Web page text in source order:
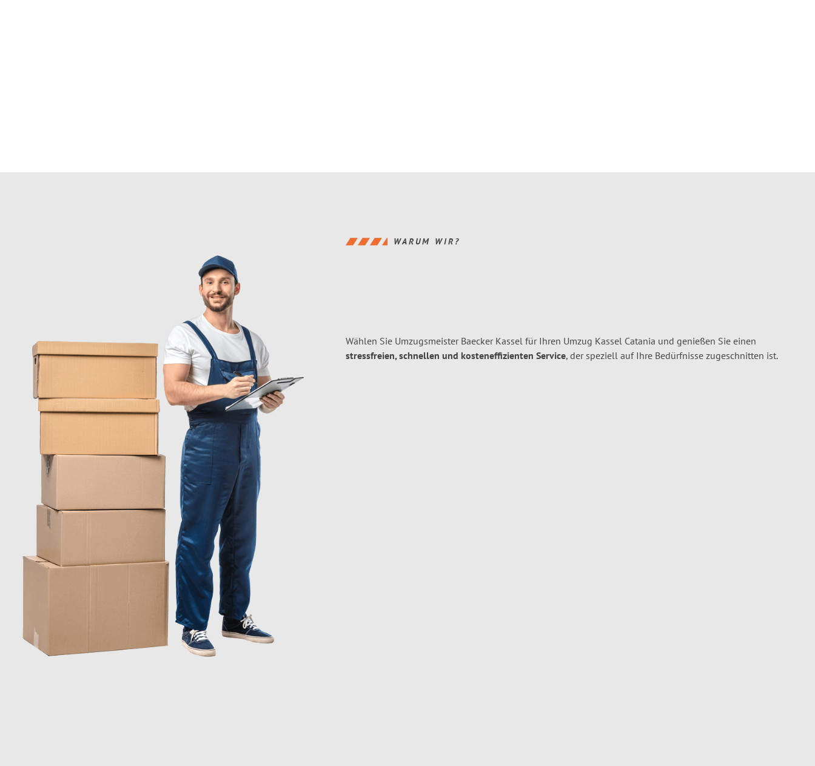
WARUM WIR?
Wählen Sie Umzugsmeister Baecker Kassel für Ihren Umzug Kassel Catania und genießen Sie einen
stressfreien, schnellen und kosteneffizienten Service, der speziell auf Ihre Bedürfnisse zugeschnitten ist.